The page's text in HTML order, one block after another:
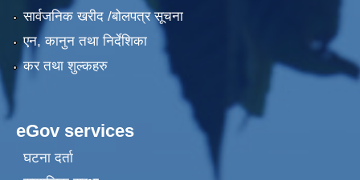
सार्वजनिक खरीद /बोलपत्र सूचना
एन, कानुन तथा निर्देशिका
कर तथा शुल्कहरु
eGov services
घटना दर्ता